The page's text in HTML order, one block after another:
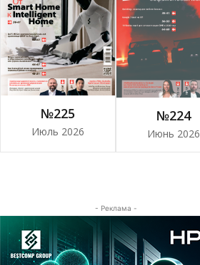
№225
Июль 2026
№224
Июнь 2026
- Реклама -